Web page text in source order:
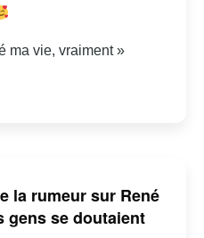
ma vie, vraiment »
la rumeur sur René
gens se doutaient